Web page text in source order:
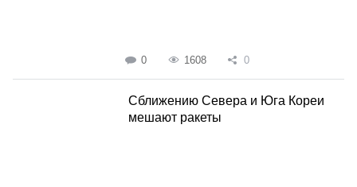
0 1608 0
Сближению Севера и Юга Кореи
мешают ракеты